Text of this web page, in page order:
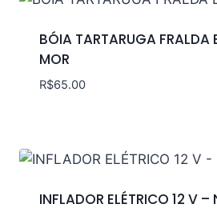
BÓIA TARTARUGA FRALDA
MOR
R$65.00
INFLADOR ELÉTRICO 12 V –